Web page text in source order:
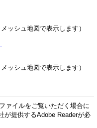
ッシュ地図で表示します）
ッシュ地図で表示します）
ァイルをご覧いただく場合に
が提供するAdobe Readerが必